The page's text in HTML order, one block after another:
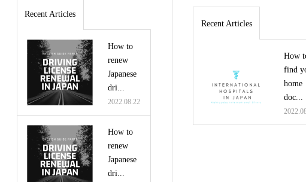
Recent Articles
How to
renew
Japanese
dri...
2022.08.22
How to
renew
Japanese
dri...
Recent Articles
How
find
home
doc...